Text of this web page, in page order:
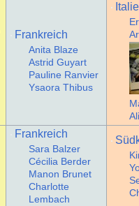
Frankreich
Anita Blaze
Astrid Guyart
Pauline Ranvier
Ysaora Thibus
Frankreich
Sara Balzer
Cécilia Berder
Manon Brunet
Charlotte
Lembach